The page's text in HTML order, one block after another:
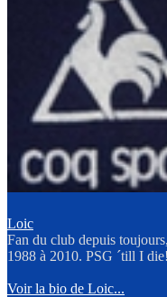
Loic
Fan du club depuis
1988 à 2010. PSG ´till I die!
Voir la bio de Loic...